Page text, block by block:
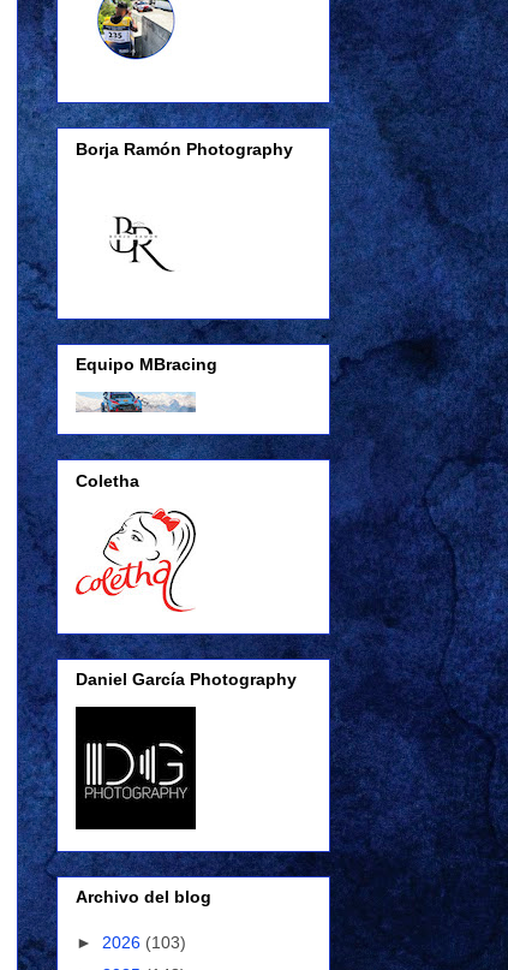
Borja Ramón Photography
Equipo MBracing
Coletha
Daniel García Photography
Archivo del blog
► 2026 (103)